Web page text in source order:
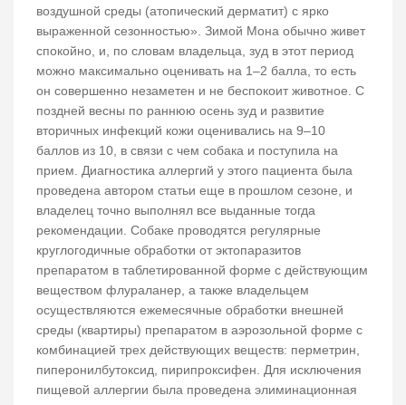
воздушной среды (атопический дерматит) с ярко
выраженной сезонностью». Зимой Мона обычно живет
спокойно, и, по словам владельца, зуд в этот период
можно максимально оценивать на 1–2 балла, то есть
он совершенно незаметен и не беспокоит животное. С
поздней весны по раннюю осень зуд и развитие
вторичных инфекций кожи оценивались на 9–10
баллов из 10, в связи с чем собака и поступила на
прием. Диагностика аллергий у этого пациента была
проведена автором статьи еще в прошлом сезоне, и
владелец точно выполнял все выданные тогда
рекомендации. Собаке проводятся регулярные
круглогодичные обработки от эктопаразитов
препаратом в таблетированной форме с действующим
веществом флураланер, а также владельцем
осуществляются ежемесячные обработки внешней
среды (квартиры) препаратом в аэрозольной форме с
комбинацией трех действующих веществ: перметрин,
пиперонилбутоксид, пирипроксифен. Для исключения
пищевой аллергии была проведена элиминационная